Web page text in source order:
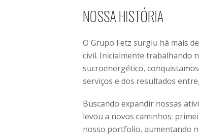
NOSSA HISTÓRIA
O Grupo Fetz surgiu há mais
civil. Inicialmente trabalhando
sucroenergético,
serviços e dos resultados
Buscando expandir nossas
levou a novos caminhos:
nosso portfolio, aumentando